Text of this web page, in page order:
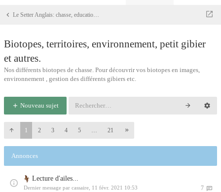
Le Setter Anglais: chasse, education, dressage
Biotopes, territoires, environnement, petit gibier
et autres.
Nos différents biotopes de chasse. Pour découvrir vos biotopes en images,
environnement , gestion des différents gibiers etc.
Nouveau sujet
1 2 3 4 5 … 21
Annonces
Lecture d'ailes...
7
Dernier message par cassaire 11 févr. 2021 10:53